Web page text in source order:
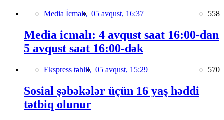
Media İcmalı, 05 avqust, 16:37 558
Media icmalı: 4 avqust saat 16:00-dan
5 avqust saat 16:00-dək
Ekspress təhlil, 05 avqust, 15:29 570
Sosial şəbəkələr üçün 16 yaş həddi
tətbiq olunur